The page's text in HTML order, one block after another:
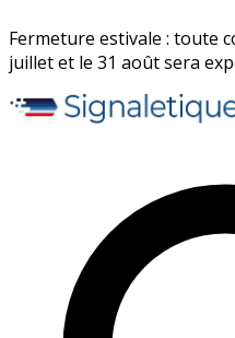
Fermeture estivale : toute
juillet et le 31 août sera